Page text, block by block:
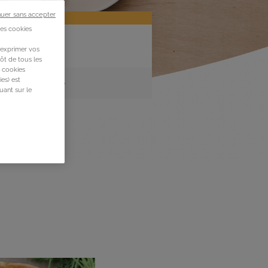
Le jour même
cookies
vos
de tous les
cookies
est
sur le
sans accepter